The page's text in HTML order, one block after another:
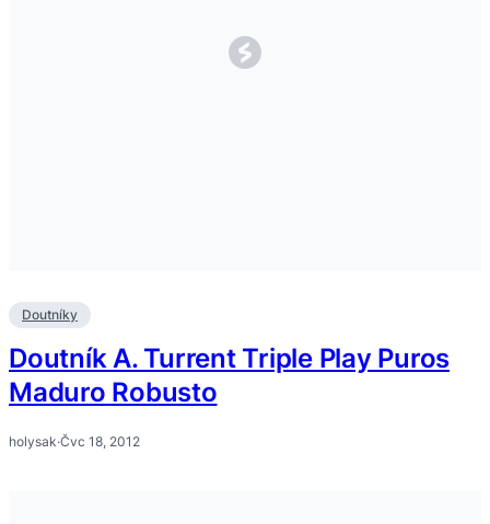
Doutníky
Doutník A. Turrent Triple Play Puros
Maduro Robusto
holysak·Čvc 18, 2012